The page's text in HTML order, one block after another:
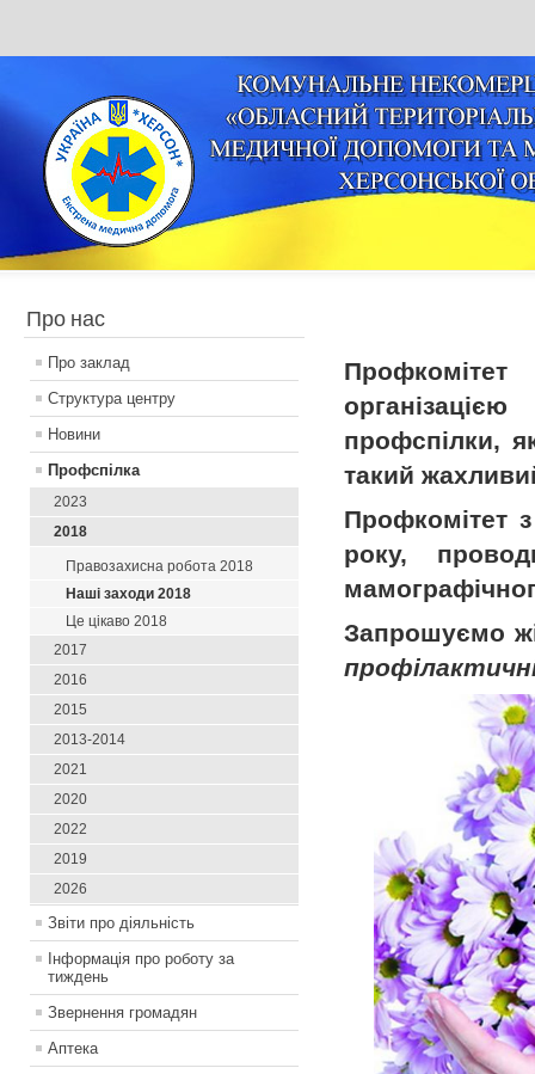
Про нас
Про заклад
Структура центру
Новини
Профспілка
2023
2018
Правозахисна робота 2018
Наші заходи 2018
Це цікаво 2018
2017
2016
2015
2013-2014
2021
2020
2022
2019
2026
Звіти про діяльність
Інформація про роботу за
тиждень
Звернення громадян
Аптека
профспілки,
такий
Профкомітет
року,
Запрошуємо